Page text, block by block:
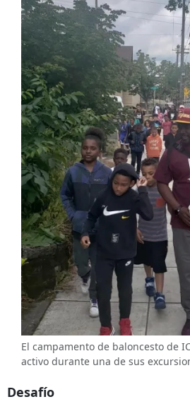
El campamento de baloncesto de
activo durante una de sus
Desafío